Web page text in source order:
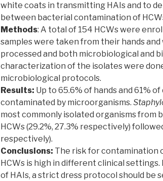
white coats in transmitting HAIs and to
between bacterial contamination of
Methods: A total of 154 HCWs were
samples were taken from their hands
processed and both microbiological and
characterization of the isolates were
microbiological protocols.
Results: Up to 65.6% of hands and 61%
contaminated by microorganisms.
most commonly isolated organisms from
HCWs (29.2%, 27.3% respectively)
respectively).
Conclusions: The risk for contamination
HCWs is high in different clinical
of HAIs, a strict dress protocol should be